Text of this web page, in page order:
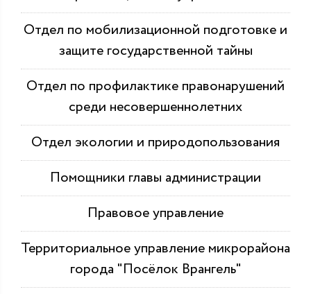
Отдел по мобилизационной подготовке и
защите государственной тайны
Отдел по профилактике правонарушений
среди несовершеннолетних
Отдел экологии и природопользования
Помощники главы администрации
Правовое управление
Территориальное управление микрорайона
города "Посёлок Врангель"